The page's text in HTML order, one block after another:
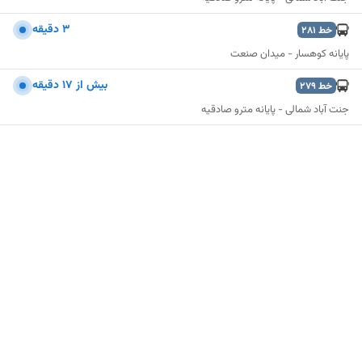
خط 281 3 دقیقه
پایانه کوهسار - میدان صنعت
خط279 بيش از 17 دقيقه
جنت آباد شمالی - پایانه مترو صادقیه